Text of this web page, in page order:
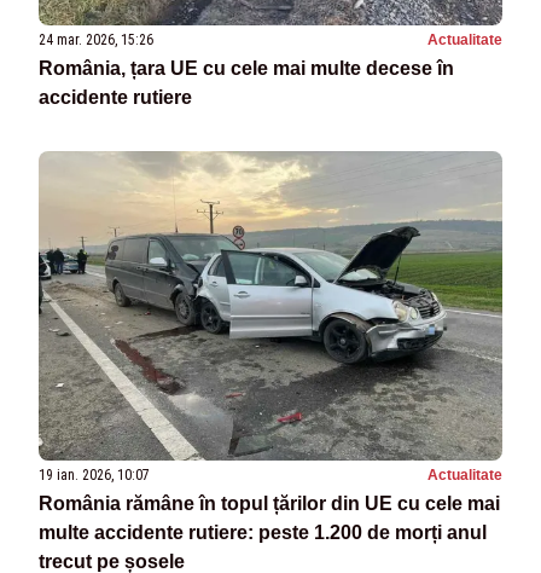
24 mar. 2026, 15:26 Actualitate
România, țara UE cu cele mai multe decese în
accidente rutiere
19 ian. 2026, 10:07 Actualitate
România rămâne în topul țărilor din UE cu cele mai
multe accidente rutiere: peste 1.200 de morți anul
trecut pe șosele